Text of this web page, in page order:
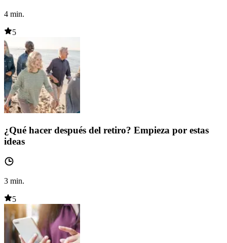
4 min.
5
¿Qué hacer después del retiro? Empieza por estas
ideas
3 min.
5